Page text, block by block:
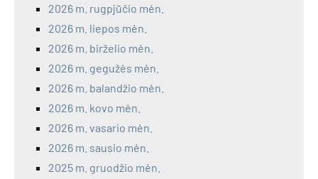
2026 m. rugpjūčio mėn.
2026 m. liepos mėn.
2026 m. birželio mėn.
2026 m. gegužės mėn.
2026 m. balandžio mėn.
2026 m. kovo mėn.
2026 m. vasario mėn.
2026 m. sausio mėn.
2025 m. gruodžio mėn.